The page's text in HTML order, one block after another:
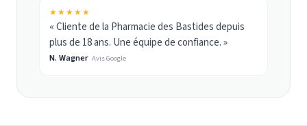
★★★★★
« Cliente de la Pharmacie des Bastides depuis
plus de 18 ans. Une équipe de confiance. »
N. Wagner Avis Google